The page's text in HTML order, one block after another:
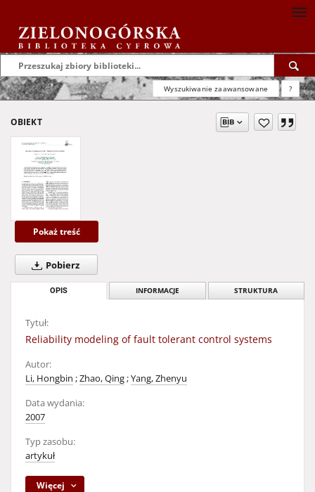
Wyszukiwanie zaawansowane ?
OBIEKT
Pokaż treść
Pobierz
OPIS INFORMACJE STRUKTURA
Tytuł:
Reliability modeling of fault tolerant control systems
Autor:
Li, Hongbin ;Zhao, Qing;Yang, Zhenyu
Data wydania:
2007
Typ zasobu:
artykuł
Więcej